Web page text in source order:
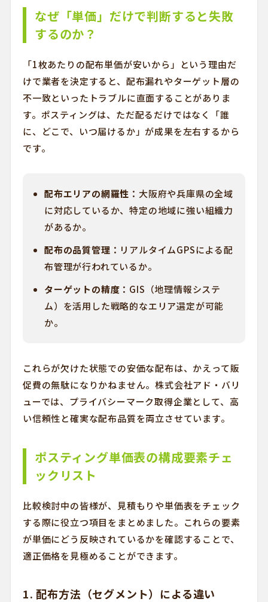
なぜ「単価」だけで判断すると失敗
するのか？
「1枚あたりの配布単価が安いから」という理由だ
けで業者を決定すると、配布漏れやターゲット層の
不一致といったトラブルに直面することがありま
す。ポスティングは、ただ配るだけではなく「誰
に、どこで、いつ届けるか」が成果を左右するから
です。
配布エリアの網羅性： 大阪府や兵庫県の全域
に対応しているか、特定の地域に強い組織力
があるか。
配布の品質管理： リアルタイムGPSによる配
布管理が行われているか。
ターゲットの精度： GIS（地理情報システ
ム）を活用した戦略的なエリア選定が可能
か。
これらが欠けた状態での安価な配布は、かえって販
促費の無駄になりかねません。株式会社アド・バリ
ューでは、プライバシーマーク取得企業として、高
い信頼性と確実な配布品質を両立させています。
ポスティング単価表の構成要素チェ
ックリスト
比較検討中の皆様が、見積もりや単価表をチェック
する際に役立つ項目をまとめました。これらの要素
が単価にどう反映されているかを確認することで、
適正価格を見極めることができます。
1. 配布方法（セグメント）による違い